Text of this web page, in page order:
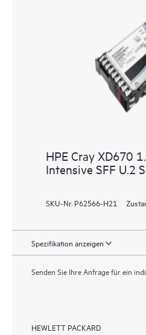
HPE Cray XD670
Intensive SFF U.2
SKU-Nr. P62566-H21
Spezifikation anzeigen
Senden Sie Ihre Anfrage für ein
HEWLETT PACKARD